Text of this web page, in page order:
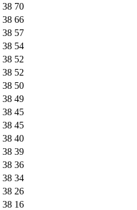
38 70
38 66
38 57
38 54
38 52
38 52
38 50
38 49
38 45
38 45
38 40
38 39
38 36
38 34
38 26
38 16